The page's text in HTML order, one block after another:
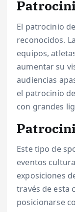
El patrocinio
reconocidos.
equipos,
aumentar su
audiencias
el patrocinio
con grandes
Este tipo de
eventos
exposiciones
través de esta
posicionarse